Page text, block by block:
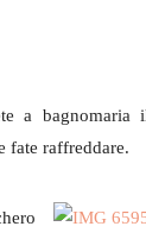
a
fate raffreddare.